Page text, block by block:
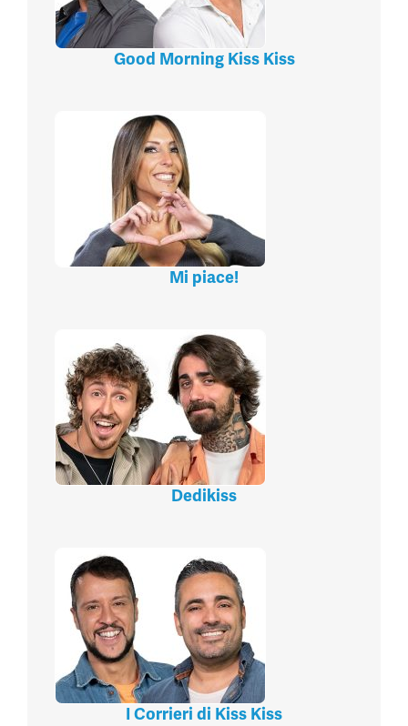
Good Morning Kiss Kiss
Mi piace!
Dedikiss
I Corrieri di Kiss Kiss